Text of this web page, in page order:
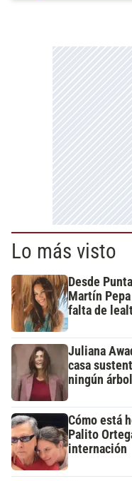
Lo más visto
Desde
Martín
falta de
Juliana
casa
ningún
Cómo está
Palito
internación